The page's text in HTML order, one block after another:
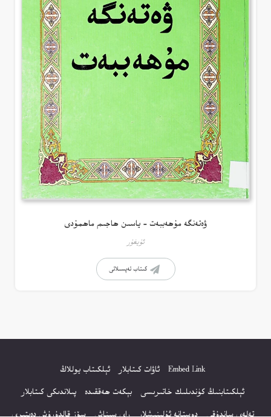
ۋەتەنگە مۇھەببەت – ياسىن ھاجىم ماھمۇدى
ئۇيغۇر
كىتاب تەپسىلاتى
Embed Link ئاۋات كىتابلار
ئېلكىتاب يوللاڭ
ئېلكىتابنىڭ كۈندىلىك خاتىرىسى
بېكەت ھەققىدە
پىلاندىكى كىتابلار